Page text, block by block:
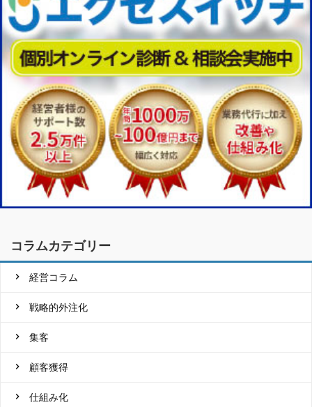
コラムカテゴリー
経営コラム
戦略的外注化
集客
顧客獲得
仕組み化